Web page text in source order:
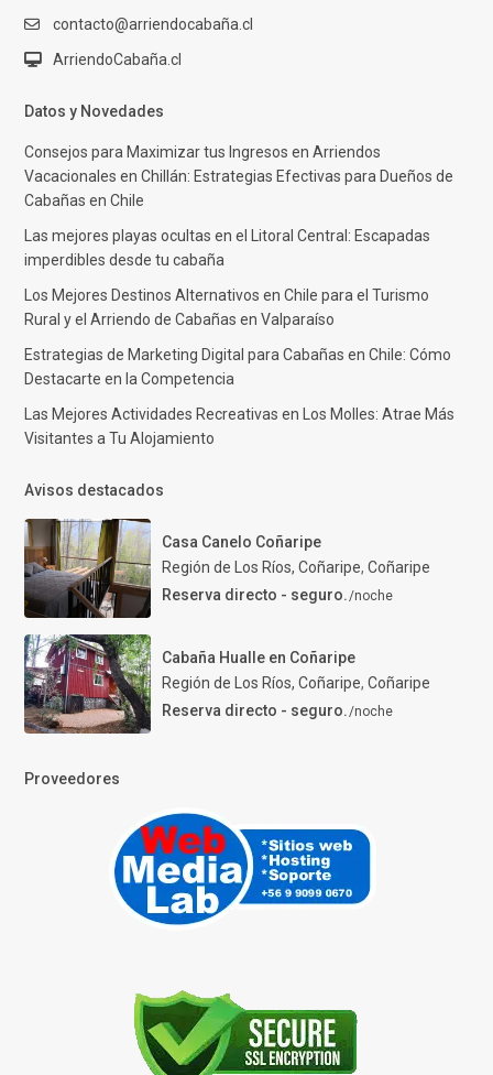
contacto@arriendocabaña.cl
ArriendoCabaña.cl
Datos y Novedades
Consejos para Maximizar tus Ingresos en Arriendos
Vacacionales en Chillán: Estrategias Efectivas para Dueños de
Cabañas en Chile
Las mejores playas ocultas en el Litoral Central: Escapadas
imperdibles desde tu cabaña
Los Mejores Destinos Alternativos en Chile para el Turismo
Rural y el Arriendo de Cabañas en Valparaíso
Estrategias de Marketing Digital para Cabañas en Chile: Cómo
Destacarte en la Competencia
Las Mejores Actividades Recreativas en Los Molles: Atrae Más
Visitantes a Tu Alojamiento
Avisos destacados
Casa Canelo Coñaripe
Región de Los Ríos, Coñaripe, Coñaripe
Reserva directo - seguro./noche
Cabaña Hualle en Coñaripe
Región de Los Ríos, Coñaripe, Coñaripe
Reserva directo - seguro./noche
Proveedores